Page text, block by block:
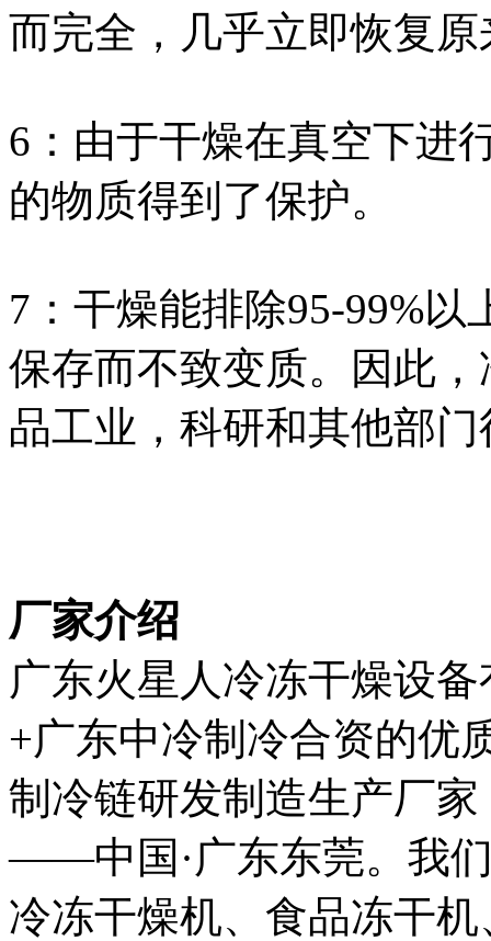
而完全，几乎立即恢复
6：由于干燥在真空下进
的物质得到了保护。
7：干燥能排除95-99%
保存而不致变质。因此
品工业，科研和其他部
厂家介绍
广东火星人冷冻干燥设
+广东中冷制冷合资的优
制冷链研发制造生产厂
——中国·广东东莞。我
冷冻干燥机、食品冻干